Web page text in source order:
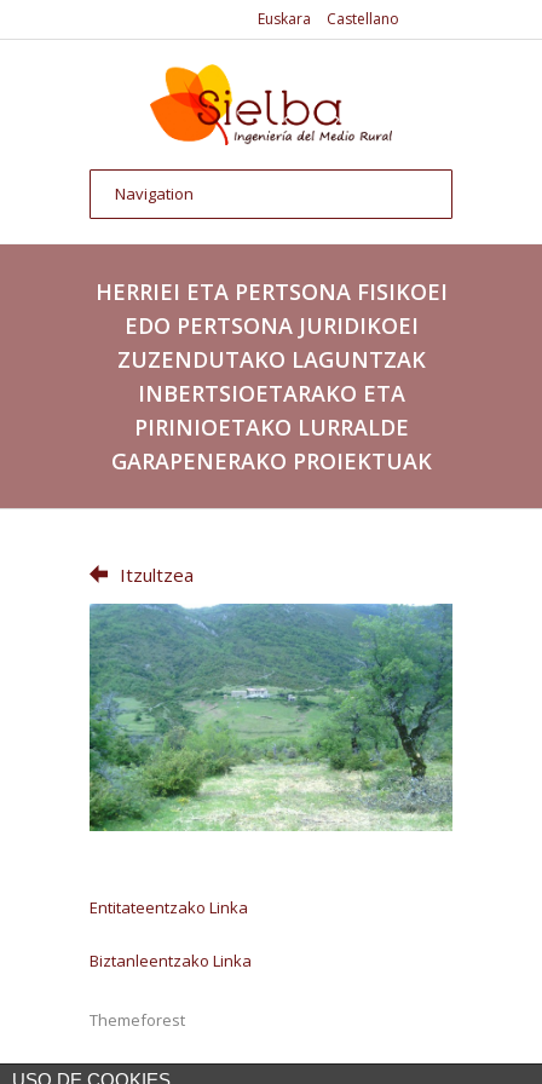
Euskara Castellano
HERRIEI ETA PERTSONA FISIKOEI
EDO PERTSONA JURIDIKOEI
ZUZENDUTAKO LAGUNTZAK
INBERTSIOETARAKO ETA
PIRINIOETAKO LURRALDE
GARAPENERAKO PROIEKTUAK
Itzultzea
Entitateentzako Linka
Biztanleentzako Linka
Themeforest
USO DE COOKIES